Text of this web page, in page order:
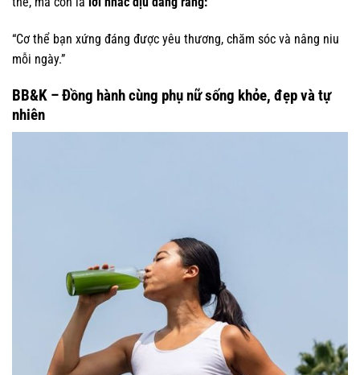
“Cơ thể bạn xứng đáng được yêu thương, chăm sóc và nâng niu
mỗi ngày.”
BB&K – Đồng hành cùng phụ nữ sống khỏe, đẹp và tự
nhiên